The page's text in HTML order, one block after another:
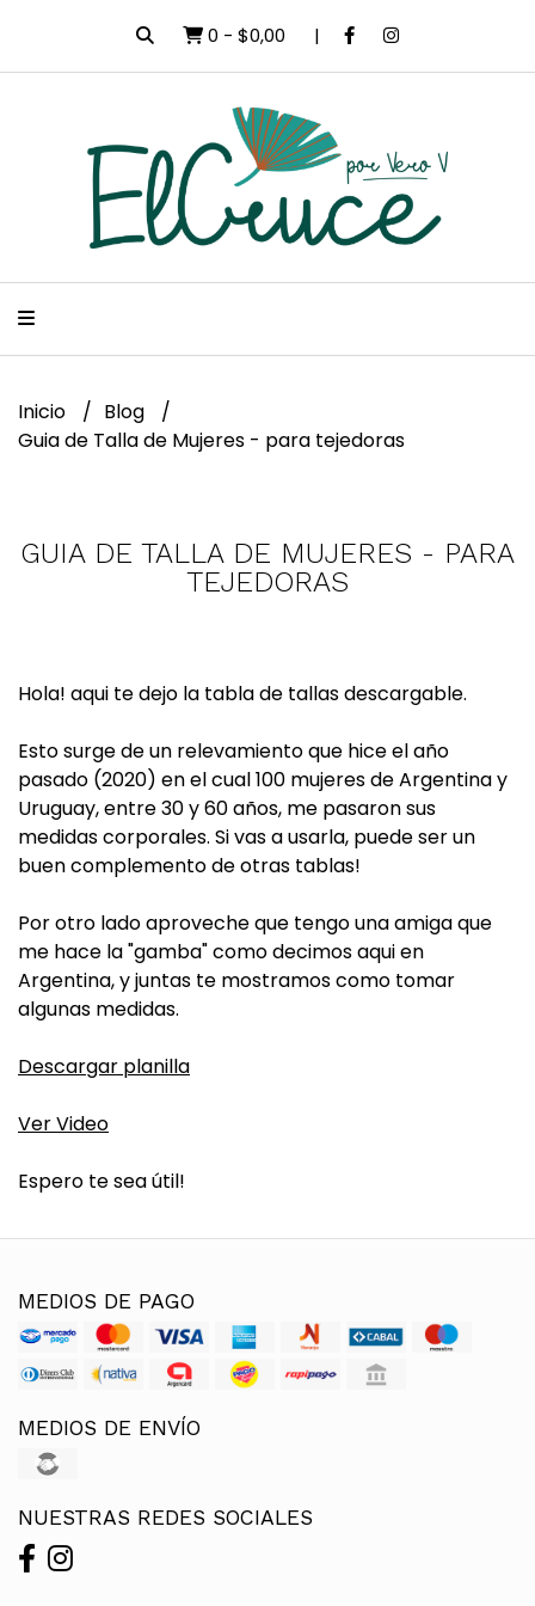
0 - $0,00
Inicio
Blog
Guia de Talla de Mujeres - para tejedoras
GUIA DE TALLA DE MUJERES - PARA
TEJEDORAS
Hola! aqui te dejo la tabla de tallas descargable.
Esto surge de un relevamiento que hice el año
pasado (2020) en el cual 100 mujeres de Argentina y
Uruguay, entre 30 y 60 años, me pasaron sus
medidas corporales. Si vas a usarla, puede ser un
buen complemento de otras tablas!
Por otro lado aproveche que tengo una amiga que
me hace la "gamba" como decimos aqui en
Argentina, y juntas te mostramos como tomar
algunas medidas.
Descargar planilla
Ver Video
Espero te sea útil!
MEDIOS DE PAGO
MEDIOS DE ENVÍO
NUESTRAS REDES SOCIALES